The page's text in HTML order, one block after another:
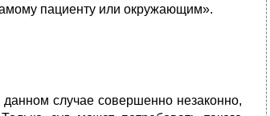
пациенту или окружающим».
случае совершенно незаконно,